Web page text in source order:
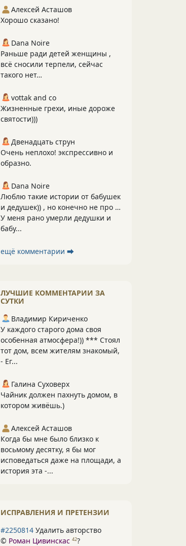
Алексей Асташов
Хорошо сказано!
Dana Noire
Раньше ради детей женщины ,
всё сносили терпели, сейчас
такого нет…
vottak and co
Жизненные грехи, иные дороже
святости)))
Двенадцать струн
Очень неплохо! экспрессивно и
образно.
Dana Noire
Люблю такие истории от бабушек
и дедушек)) , но конечно не про …
У меня рано умерли дедушки и
бабу...
ещё комментарии ⮕
ЛУЧШИЕ КОММЕНТАРИИ ЗА
СУТКИ
Владимир Кириченко
У каждого старого дома своя
особенная атмосфера!)) *** Стоял
тот дом, всем жителям знакомый,
- Ег...
Галина Суховерх
Чайник должен пахнуть домом, в
котором живёшь.)
Алексей Асташов
Когда бы мне было близко к
восьмому десятку, я бы мог
исповедаться даже на площади, а
история эта -...
ИСПРАВЛЕНИЯ И ПРЕТЕНЗИИ
#2250814 Удалить авторство
© Роман Цивинскас 42?